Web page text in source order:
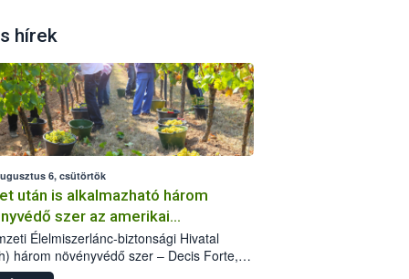
hírek
6, csütörtök
után is alkalmazható három
szer az amerikai
ellen
Élelmiszerlánc-biztonsági Hivatal
három növényvédő szer – Decis Forte,
24 EW, Oroganic – engedélyokiratát